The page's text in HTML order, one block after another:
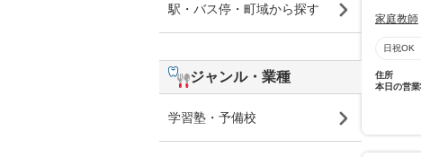
家庭教師
日祝OK
住所
本日の営
駅・バス停・町域から探す
ジャンル・業種
学習塾・予備校